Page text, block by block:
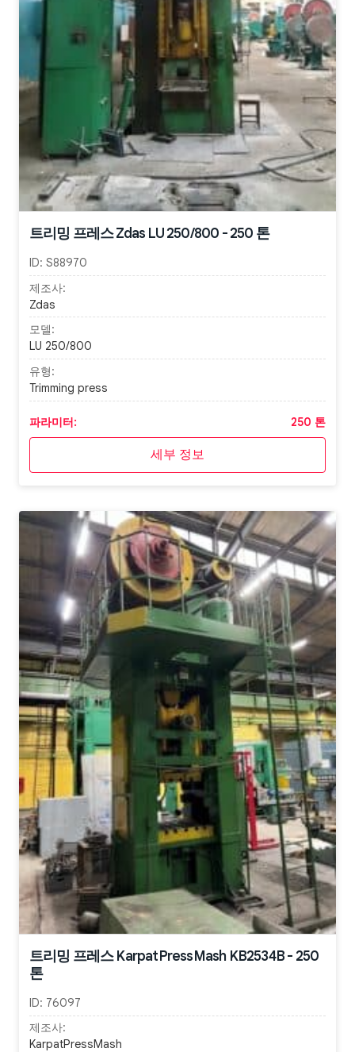
트리밍 프레스 Zdas LU 250/800 - 250 톤
ID: S88970
제조사:
Zdas
모델:
LU 250/800
유형:
Trimming press
파라미터: 250 톤
세부 정보
트리밍 프레스 KarpatPressMash KB2534B - 250
톤
ID: 76097
제조사:
KarpatPressMash